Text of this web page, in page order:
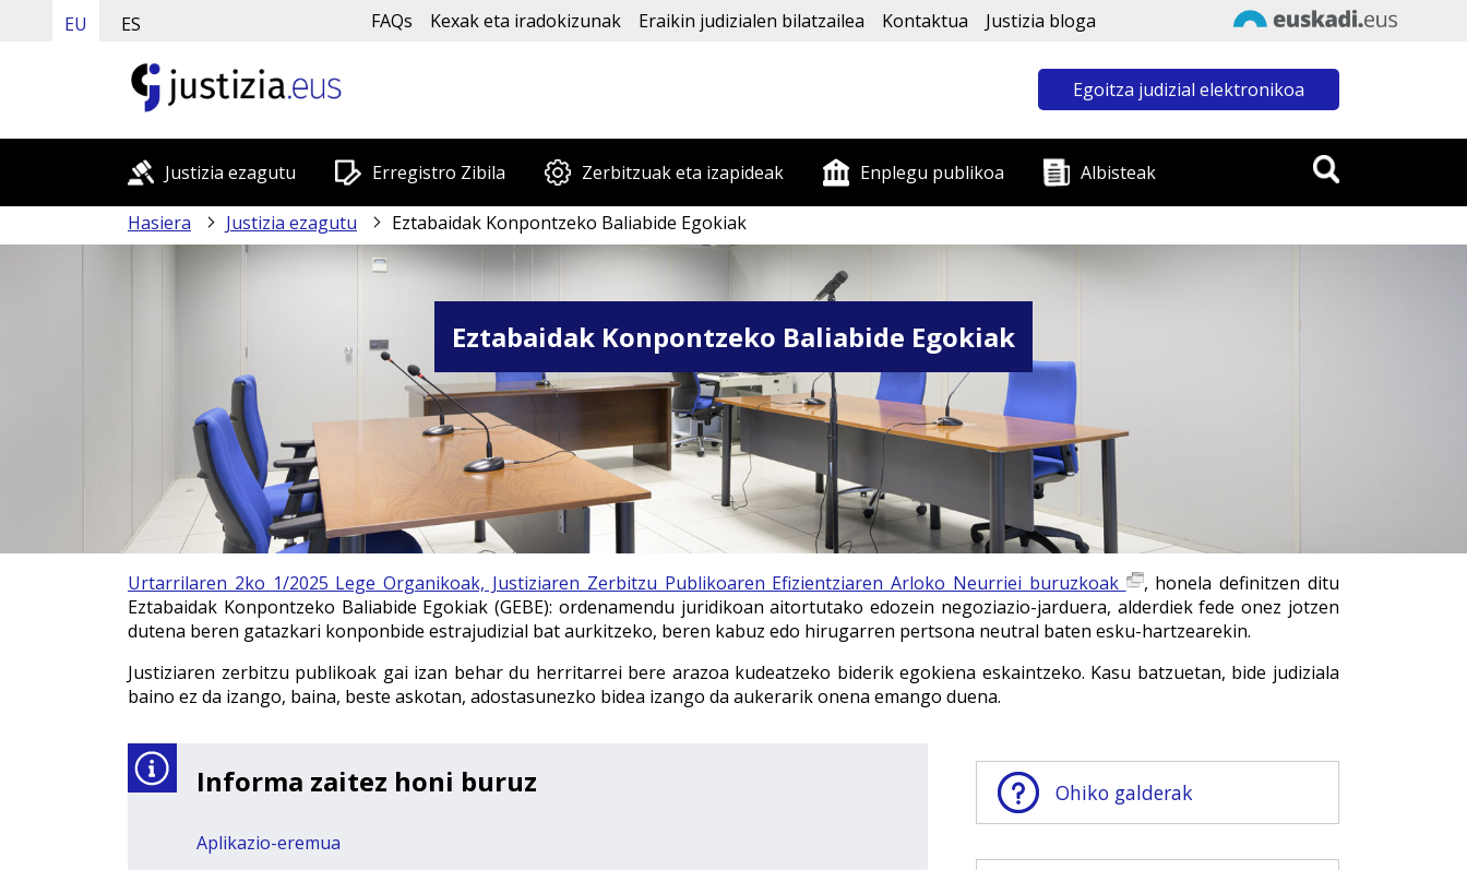
EU ES FAQs Kexak eta iradokizunak Eraikin judizialen bilatzailea Kontaktua Justizia bloga
Egoitza judizial elektronikoa
Justizia ezagutu Erregistro Zibila Zerbitzuak eta izapideak Enplegu publikoa Albisteak
Hasiera Justizia ezagutu Eztabaidak Konpontzeko Baliabide Egokiak
Eztabaidak Konpontzeko Baliabide Egokiak
Urtarrilaren 2ko 1/2025 Lege Organikoak, Justiziaren Zerbitzu Publikoaren Efizientziaren Arloko Neurriei buruzkoak
, honela definitzen ditu
Eztabaidak Konpontzeko Baliabide Egokiak (GEBE): ordenamendu juridikoan aitortutako edozein negoziazio-jarduera, alderdiek fede onez jotzen
dutena beren gatazkari konponbide estrajudizial bat aurkitzeko, beren kabuz edo hirugarren pertsona neutral baten esku-hartzearekin.
Justiziaren zerbitzu publikoak gai izan behar du herritarrei bere arazoa kudeatzeko biderik egokiena eskaintzeko. Kasu batzuetan, bide judiziala
baino ez da izango, baina, beste askotan, adostasunezko bidea izango da aukerarik onena emango duena.
Informa zaitez honi buruz
Aplikazio-eremua
Ohiko galderak